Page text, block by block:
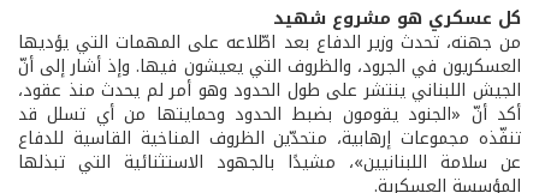
كل عسكري هو مشروع شهيد
من جهته، تحدث وزير الدفاع بعد اطّلاعه على المهمات التي يؤديها
العسكريون في الجرود، والظروف التي يعيشون فيها. وإذ أشار إلى أنّ
الجيش اللبناني ينتشر على طول الحدود وهو أمر لم يحدث منذ عقود،
أكد أنّ «الجنود يقومون بضبط الحدود وحمايتها من أي تسلل قد
تنفّذه مجموعات إرهابية، متحدّين الظروف المناخية القاسية للدفاع
عن سلامة اللبنانيين»، مشيدًا بالجهود الاستثنائية التي تبذلها
المؤسسة العسكرية.